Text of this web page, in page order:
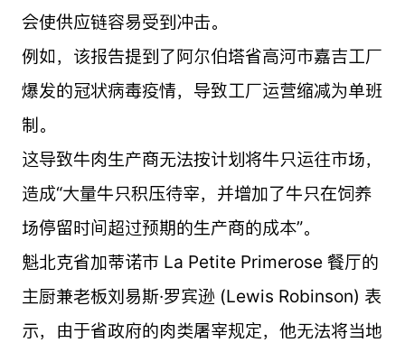
会使供应链容易受到冲击。
例如，该报告提到了阿尔伯塔省高河市嘉吉工厂
爆发的冠状病毒疫情，导致工厂运营缩减为单班
制。
这导致牛肉生产商无法按计划将牛只运往市场，
造成“大量牛只积压待宰，并增加了牛只在饲养
场停留时间超过预期的生产商的成本”。
魁北克省加蒂诺市 La Petite Primerose 餐厅的
主厨兼老板刘易斯·罗宾逊 (Lewis Robinson) 表
示，由于省政府的肉类屠宰规定，他无法将当地